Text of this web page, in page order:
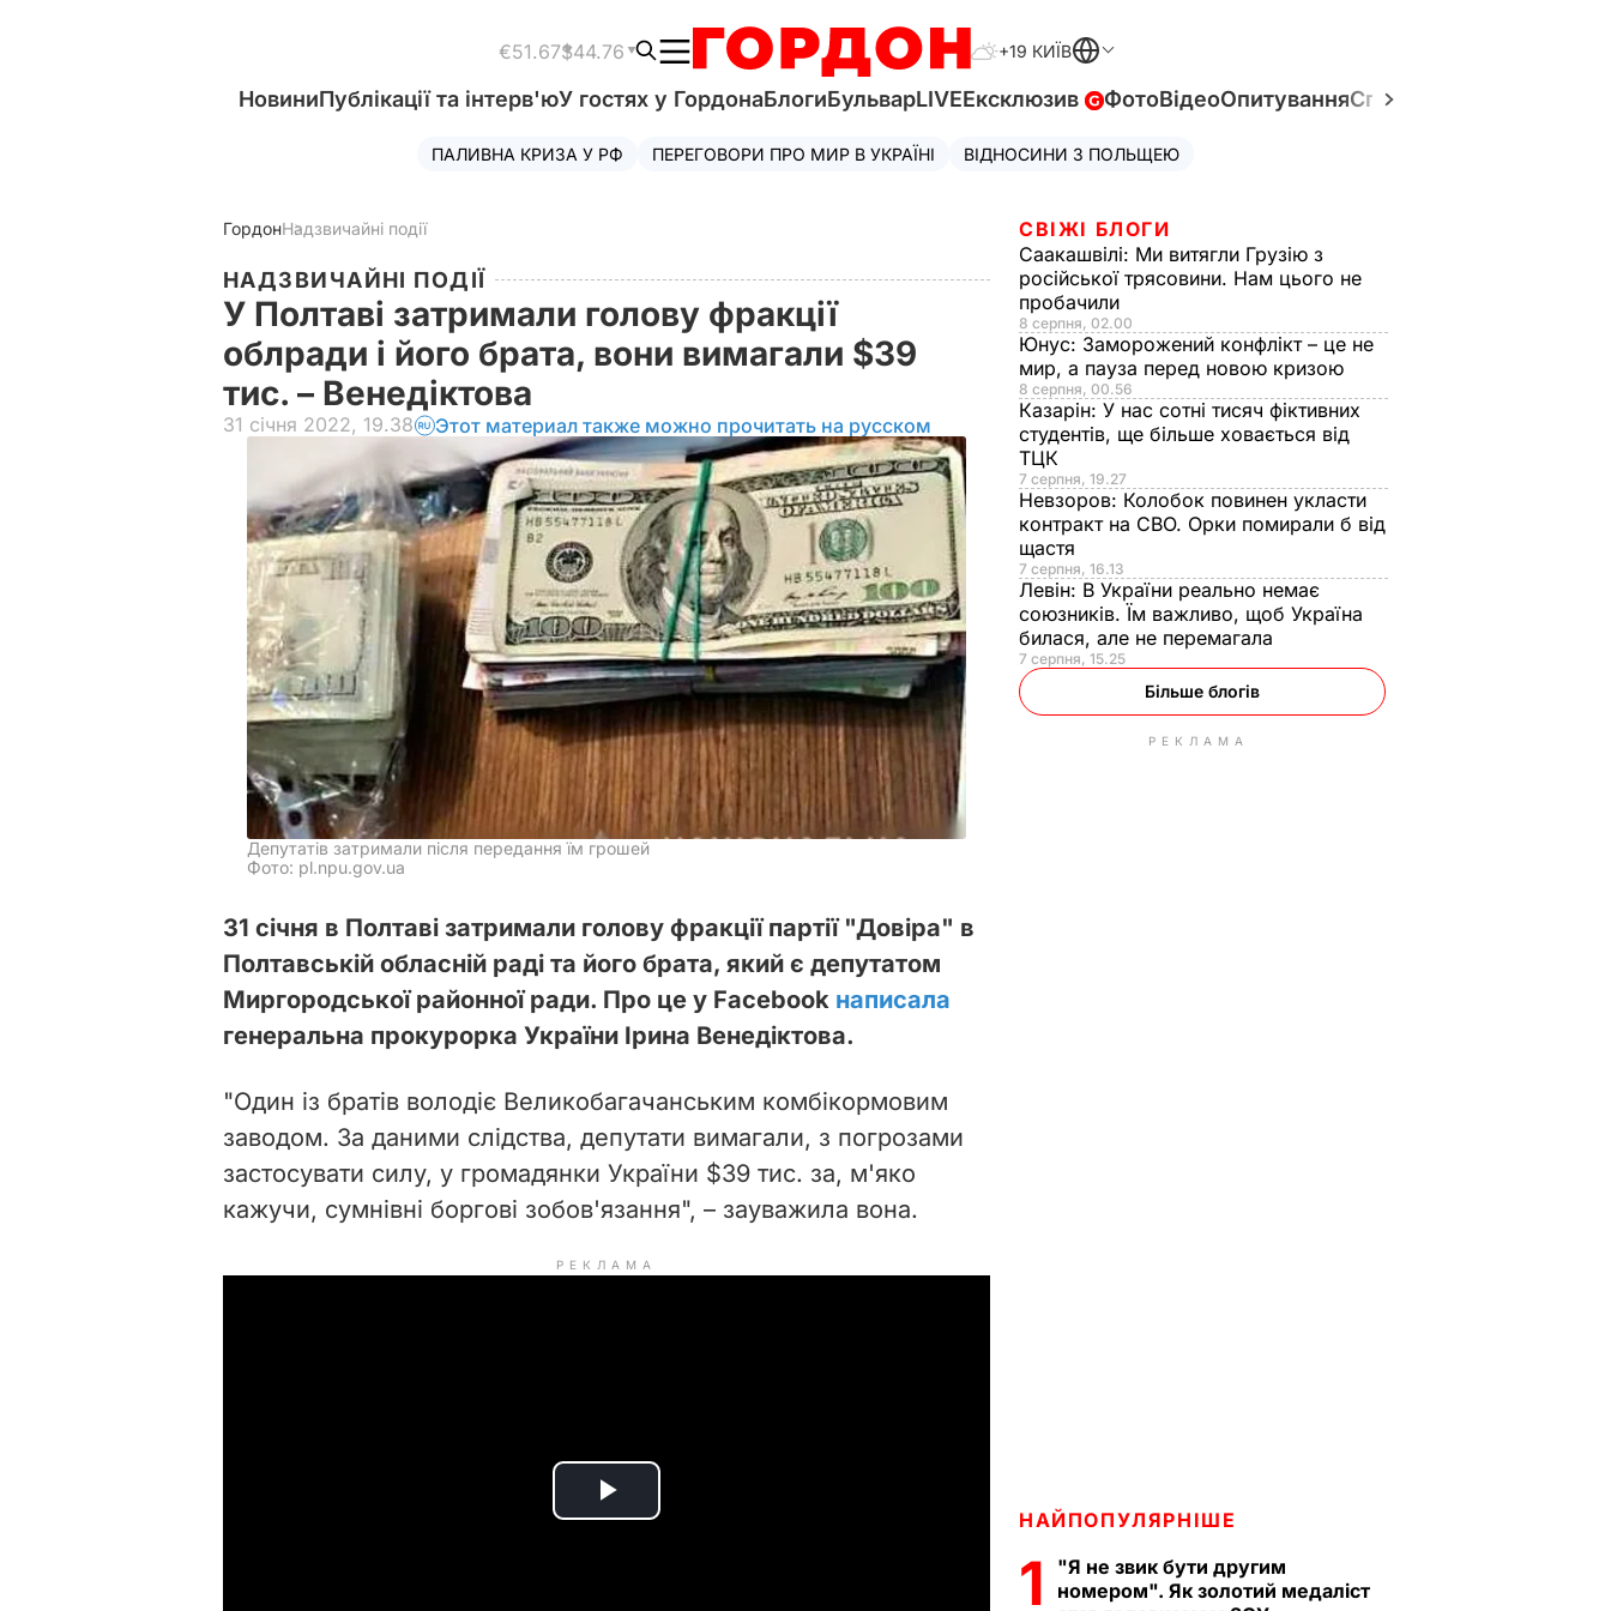
€51.67$44.76 +19 КИЇВ
НовиниПублікації та інтерв'юУ гостях у ГордонаБлогиБульварLIVEЕксклюзив ФотоВідеоОпитуванняСпецпроєкти
ПАЛИВНА КРИЗА У РФ ПЕРЕГОВОРИ ПРО МИР В УКРАЇНІ ВІДНОСИНИ З ПОЛЬЩЕЮ
ГордонНадзвичайні події
НАДЗВИЧАЙНІ ПОДІЇ
У Полтаві затримали голову фракції
облради і його брата, вони вимагали $39
тис. – Венедіктова
31 січня 2022, 19.38 Этот материал также можно прочитать на русском
Депутатів затримали після передання їм грошей
Фото: pl.npu.gov.ua
31 січня в Полтаві затримали голову фракції партії "Довіра" в
Полтавській обласній раді та його брата, який є депутатом
Миргородської районної ради. Про це у Facebook написала
генеральна прокурорка України Ірина Венедіктова.
"Один із братів володіє Великобагачанським комбікормовим
заводом. За даними слідства, депутати вимагали, з погрозами
застосувати силу, у громадянки України $39 тис. за, м'яко
кажучи, сумнівні боргові зобов'язання", – зауважила вона.
РЕКЛАМА
P
СВІЖІ БЛОГИ
Саакашвілі: Ми витягли Грузію з
російської трясовини. Нам цього не
пробачили
8 серпня, 02.00
Юнус: Заморожений конфлікт – це не
мир, а пауза перед новою кризою
8 серпня, 00.56
Казарін: У нас сотні тисяч фіктивних
студентів, ще більше ховається від
ТЦК
7 серпня, 19.27
Невзоров: Колобок повинен укласти
контракт на СВО. Орки помирали б від
щастя
7 серпня, 16.13
Левін: В України реально немає
союзників. Їм важливо, щоб Україна
билася, але не перемагала
7 серпня, 15.25
Більше блогів
РЕКЛАМА
НАЙПОПУЛЯРНІШЕ
1
"Я не звик бути другим
номером". Як золотий медаліст